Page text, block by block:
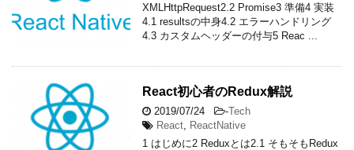
XMLHttpRequest2.2 Promise3 準備4 実装
4.1 resultsの中身4.2 エラーハンドリング
4.3 カスタムヘッダーの付与5 Reac ...
React初心者のRedux解説
2019/07/24 -Tech
React ReactNative
1 はじめに2 Reduxとは2.1 そもそもRedux